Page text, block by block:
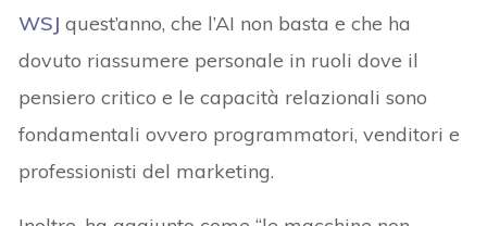
WSJ quest’anno, che l’AI non basta e che ha
dovuto riassumere personale in ruoli dove il
pensiero critico e le capacità relazionali sono
fondamentali ovvero programmatori, venditori e
professionisti del marketing.